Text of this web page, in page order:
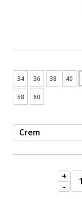
34
36 38 40
58 60
+
-